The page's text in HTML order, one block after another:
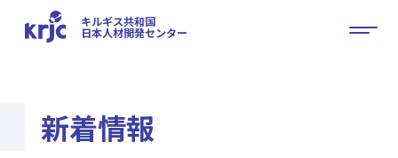
キルギス共和国
日本人材開発センター
新着情報